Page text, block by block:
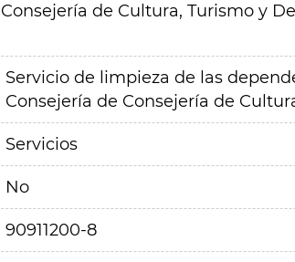
Consejería de Cultura, Turismo y
Servicio de limpieza de las
Consejería de Consejería de
Servicios
No
90911200-8